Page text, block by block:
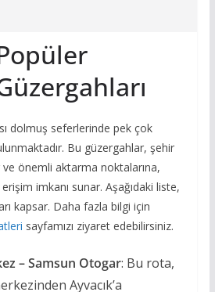
dolmuş seferlerinde pek çok
Bu güzergahlar, şehir
ve önemli aktarma noktalarına,
imkanı sunar. Aşağıdaki liste,
kapsar. Daha fazla bilgi için
sayfamızı ziyaret edebilirsiniz.
– Samsun Otogar: Bu rota,
Ayvacık’a